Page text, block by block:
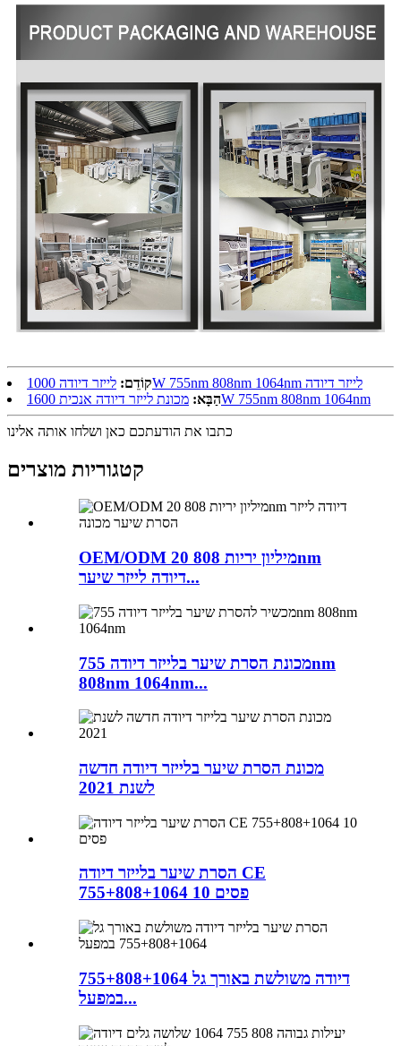
קוֹדֵם:
לייזר דיודה 1000W 755nm 808nm 1064nm לייזר דיודה
הַבָּא:מכונת לייזר דיודה אנכית 1600W 755nm 808nm 1064nm
כתבו את הודעתכם כאן ושלחו אותה אלינו
קטגוריות מוצרים
OEM/ODM 20 מיליון יריות 808nm
דיודה לייזר שיער...
מכונת הסרת שיער בלייזר דיודה 755nm
808nm 1064nm...
מכונת הסרת שיער בלייזר דיודה חדשה
לשנת 2021
הסרת שיער בלייזר דיודה CE
755+808+1064 10 פסים
דיודה משולשת באורך גל 755+808+1064
במפעל...